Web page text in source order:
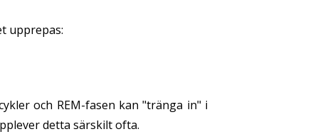
upprepas:
och REM-fasen kan "tränga in" i
detta särskilt ofta.